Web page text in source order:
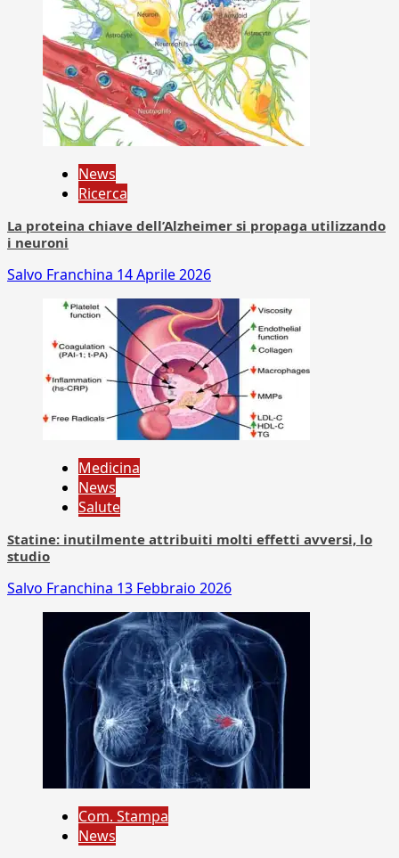
News
Ricerca
La proteina chiave dell’Alzheimer si propaga utilizzando
i neuroni
Salvo Franchina 14 Aprile 2026
Medicina
News
Salute
Statine: inutilmente attribuiti molti effetti avversi, lo
studio
Salvo Franchina 13 Febbraio 2026
Com. Stampa
News